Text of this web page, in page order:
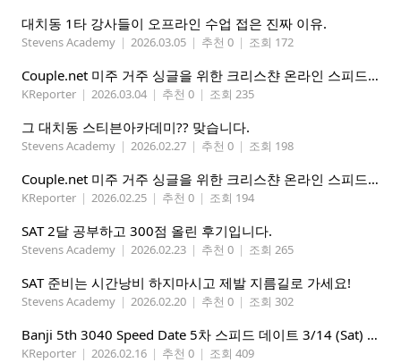
대치동 1타 강사들이 오프라인 수업 접은 진짜 이유.
Stevens Academy | 2026.03.05 | 추천 0 | 조회 172
Couple.net 미주 거주 싱글을 위한 크리스챤 온라인 스피드데이트
KReporter | 2026.03.04 | 추천 0 | 조회 235
그 대치동 스티븐아카데미?? 맞습니다.
Stevens Academy | 2026.02.27 | 추천 0 | 조회 198
Couple.net 미주 거주 싱글을 위한 크리스챤 온라인 스피드데이트
KReporter | 2026.02.25 | 추천 0 | 조회 194
SAT 2달 공부하고 300점 올린 후기입니다.
Stevens Academy | 2026.02.23 | 추천 0 | 조회 265
SAT 준비는 시간낭비 하지마시고 제발 지름길로 가세요!
Stevens Academy | 2026.02.20 | 추천 0 | 조회 302
Banji 5th 3040 Speed Date 5차 스피드 데이트 3/14 (Sat) 5-8PM
KReporter | 2026.02.16 | 추천 0 | 조회 409